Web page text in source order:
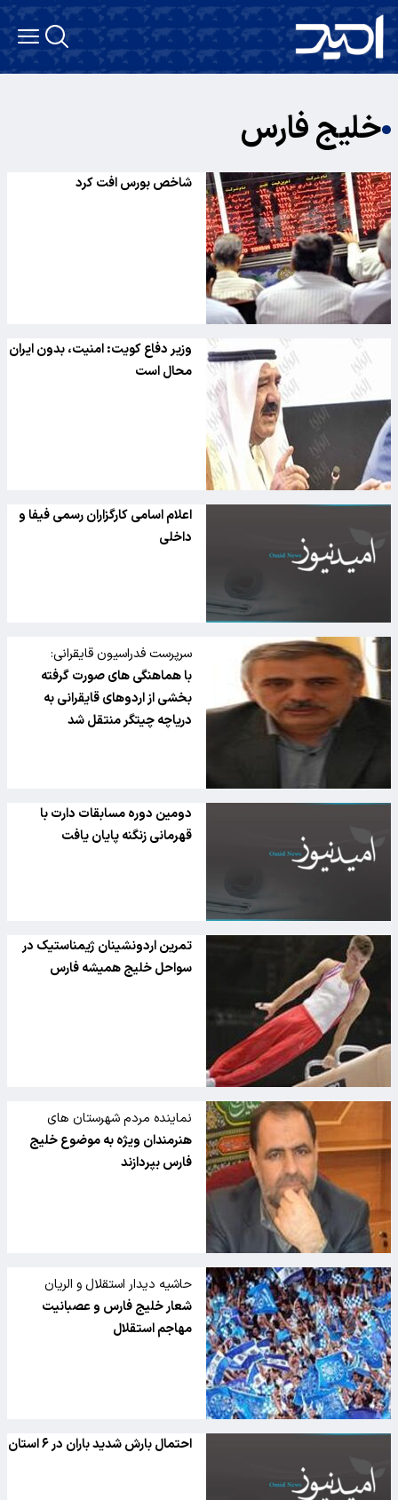
خلیج فارس
شاخص بورس افت کرد
وزیر دفاع کویت: امنیت، بدون ایران
محال است
اعلام اسامی کارگزاران رسمی فیفا و
داخلی
سرپرست فدراسیون قایقرانی:
با هماهنگی های صورت گرفته
بخشی از اردوهای قایقرانی به
دریاچه چیتگر منتقل شد
دومین دوره مسابقات دارت با
قهرمانی زنگنه پایان یافت
تمرین اردونشینان ژیمناستیک در
سواحل خلیج همیشه فارس
نماینده مردم شهرستان های
بویراحمد و دنا در مجلس:
هنرمندان ویژه به موضوع خلیج
فارس بپردازند
حاشیه دیدار استقلال و الریان
شعار خلیج فارس و عصبانیت
مهاجم استقلال
احتمال بارش شدید باران در ۶ استان